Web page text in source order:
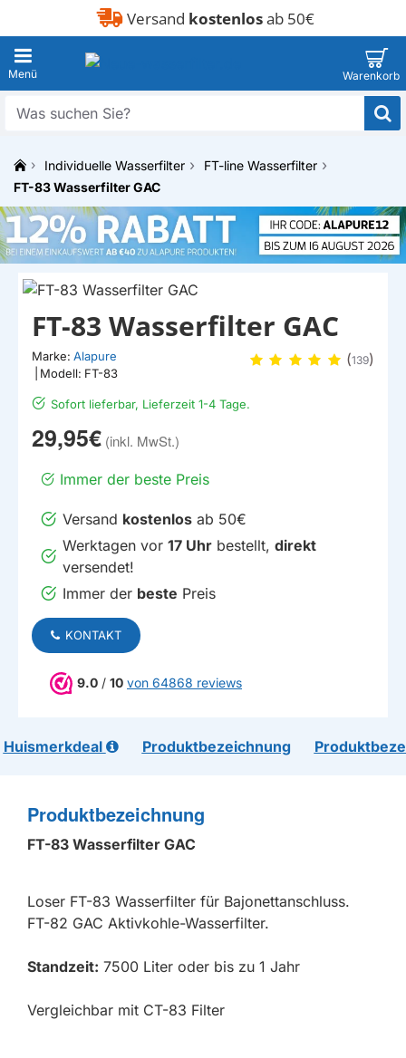
Versand kostenlosab 50€
Was
h
m
e
Individuelle Wasserfilter
FT-line Wasserfilter
FT-83 Wasserfilter GAC
Sofort lieferbar, Lieferzeit 1-4 Tage.
FT-83 Wasserfilter GAC
Marke: Alapure
Modell: FT-83
(139)
29,95€
Immer der beste Preis
Versand kostenlos ab 50€
Werktagen vor 17 Uhr bestellt, direkt
versendet!
Immer der beste Preis
KONTAKT
9.0 / 10 von 64868 reviews
Huismerkdeal Produktbezeichnung
Produktbezeichnung
FT-83 Wasserfilter GAC
Loser FT-83 Wasserfilter für Bajonettanschluss.
FT-82 GAC Aktivkohle-Wasserfilter.
Standzeit: 7500 Liter oder bis zu 1 Jahr
Vergleichbar mit CT-83 Filter